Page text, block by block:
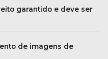
garantido e deve ser
de imagens de